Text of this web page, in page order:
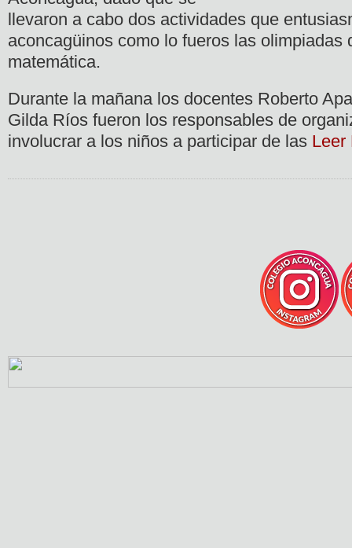
llevaron a cabo dos actividades que
aconcagüinos como lo fueros las olimpiadas
matemática.
Durante la mañana los docentes Roberto
Gilda Ríos fueron los responsables de
involucrar a los niños a participar de las Leer